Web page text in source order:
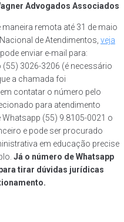
Advogados Associados
remota até 31 de maio
de Atendimentos, veja
enviar e-mail para:
(55) 3026-3206 (é necessário
a chamada foi
contatar o número pelo
para atendimento
(55) 9.8105-0021 o
e pode ser procurado
em educação precise
Já o número de Whatsapp
tirar dúvidas jurídicas